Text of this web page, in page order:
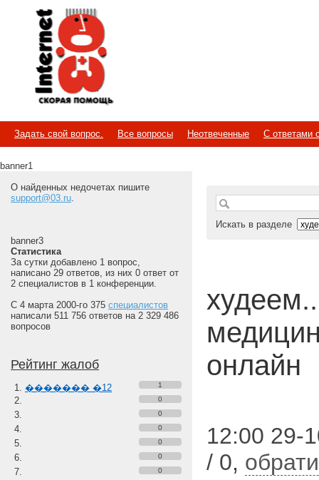
Internet
Скорая помощь
Задать свой вопрос. Все вопросы Неотвеченные С ответами
banner1
О найденных недочетах пишите
support@03.ru.
banner3
Статистика
За сутки добавлено 1 вопрос,
написано 29 ответов, из них 0 ответ от
2 специалистов в 1 конференции.
С 4 марта 2000-го 375 специалистов
написали 511 756 ответов на 2 329 486
вопросов
Рейтинг жалоб
������� �12
1
0
0
0
0
0
0
Искать в разделе
онлайн
12:00 29-
/ 0,